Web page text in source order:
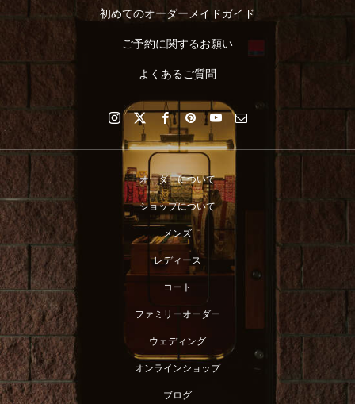
初めてのオーダーメイドガイド
ご予約に関するお願い
よくあるご質問
オーダーについて
ショップについて
メンズ
レディース
コート
ファミリーオーダー
ウェディング
オンラインショップ
ブログ